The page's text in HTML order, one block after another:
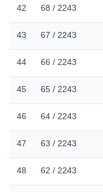
42 68 / 2243
43 67 / 2243
44 66 / 2243
45 65 / 2243
46 64 / 2243
47 63 / 2243
48 62 / 2243